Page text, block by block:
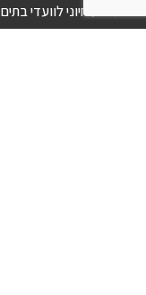
מידע חיוני לוועדי בתים